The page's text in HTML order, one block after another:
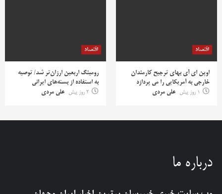
اقتصاد
اوپن ای آی بهای ترجیح کارمندان
خارجی به آمریکایی را می پردازد
1 روز پیش
علی مردی
اقتصاد
رومینگ اربعین ارزان‌تر شد/ توصیه
به استفاده از بسته‌های ایرانی
2 روز پیش
علی مردی
درباره ما